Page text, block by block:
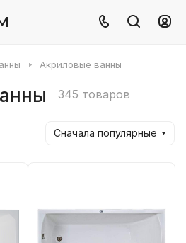
Акриловые ванны
345 товаров
Сначала популярные